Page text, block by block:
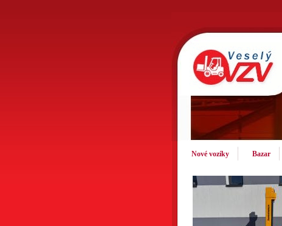
Nové vozíky Bazar